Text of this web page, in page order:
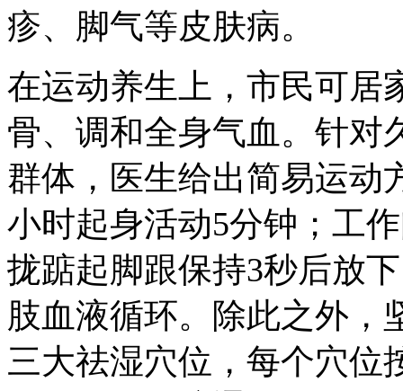
疹、脚气等皮肤病。
在运动养生上，市民可居
骨、调和全身气血。针对
群体，医生给出简易运动
小时起身活动5分钟；工
拢踮起脚跟保持3秒后放
肢血液循环。除此之外，
三大祛湿穴位，每个穴位